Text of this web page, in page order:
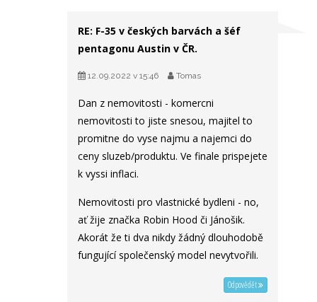
RE: F-35 v českých barvách a šéf
pentagonu Austin v ČR.
12.09.2022 v 15:46 Tomas
Dan z nemovitosti - komercni
nemovitosti to jiste snesou, majitel to
promitne do vyse najmu a najemci do
ceny sluzeb/produktu. Ve finale prispejete
k vyssi inflaci.
Nemovitosti pro vlastnické bydleni - no,
ať žije značka Robin Hood či Jánošik.
Akorát že ti dva nikdy žádný dlouhodobě
fungující společenský model nevytvořili.
Odpovědět